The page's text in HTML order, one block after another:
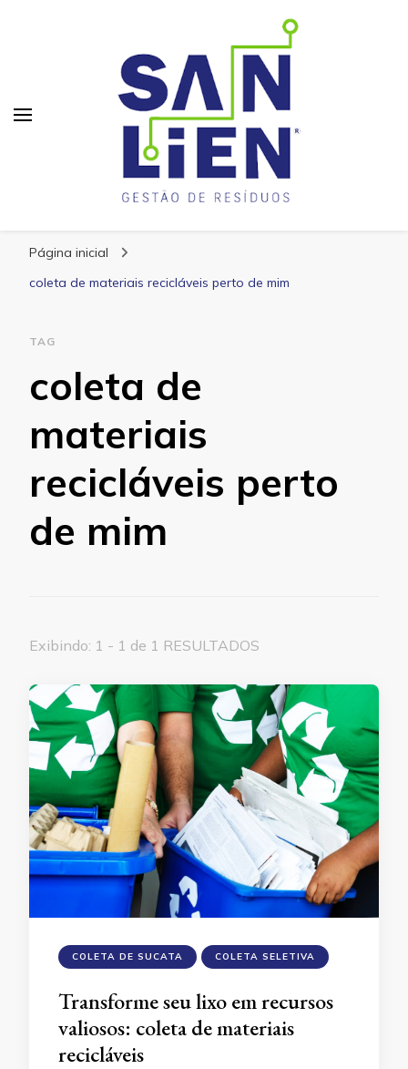
Página inicial
coleta de materiais recicláveis perto de mim
TAG
coleta de
materiais
recicláveis perto
de mim
Exibindo: 1 - 1 de 1 RESULTADOS
COLETA DE SUCATA COLETA SELETIVA
Transforme seu lixo em recursos
valiosos: coleta de materiais
recicláveis